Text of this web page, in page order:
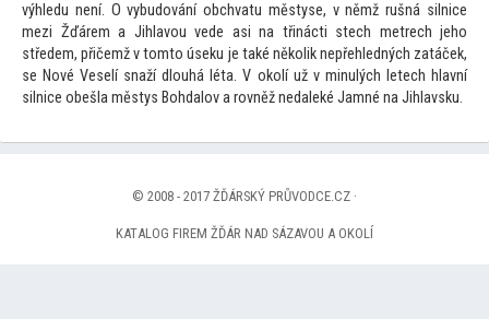
výhledu není. O vybudování obchvatu městyse, v němž rušná silnice
mezi Žďárem a Jihlavou vede asi na třinácti stech metrech jeho
středem, přičemž vtomto úseku je také několik nepřehledných zatáček,
se Nové Veselí snaží dlouhá léta. V okolí už v minulých letech hlavní
silnice obešla městys Bohdalov a rovněž nedaleké Jamné na Jihlavsku.
© 2008 - 2017 ŽĎÁRSKÝ PRŮVODCE.CZ ·
KATALOG FIREM ŽĎÁR NAD SÁZAVOU A OKOLÍ